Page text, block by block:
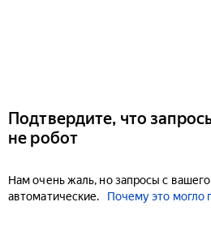
Подтвердите, что
не робот
Нам очень жаль, но запросы с
автоматические.
Почему это могло